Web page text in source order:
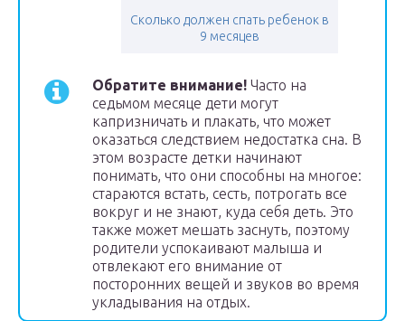
Сколько должен спать ребенок в
9 месяцев
Обратите внимание! Часто на
седьмом месяце дети могут
капризничать и плакать, что может
оказаться следствием недостатка сна. В
этом возрасте детки начинают
понимать, что они способны на многое:
стараются встать, сесть, потрогать все
вокруг и не знают, куда себя деть. Это
также может мешать заснуть, поэтому
родители успокаивают малыша и
отвлекают его внимание от
посторонних вещей и звуков во время
укладывания на отдых.